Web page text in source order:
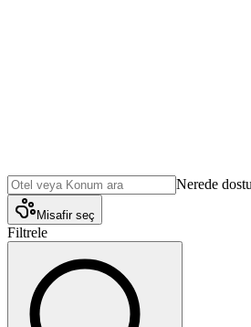
Nerede
Misafir seç
Filtrele